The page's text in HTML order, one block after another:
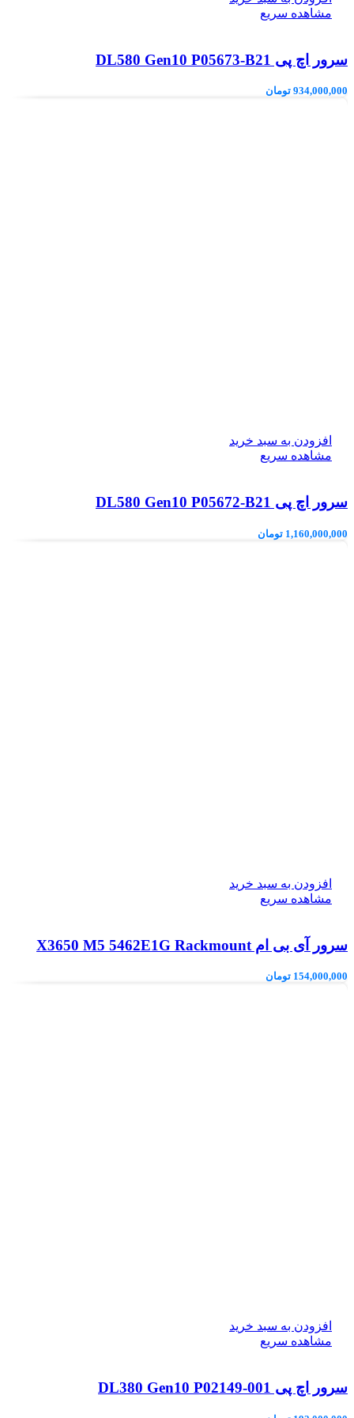
مشاهده سریع
سرور اچ پی DL580 Gen10 P05673-B21
934,000,000 تومان
افزودن به سبد خرید
مشاهده سریع
سرور اچ پی DL580 Gen10 P05672-B21
1,160,000,000 تومان
افزودن به سبد خرید
مشاهده سریع
سرور آی بی ام X3650 M5 5462E1G Rackmount
154,000,000 تومان
افزودن به سبد خرید
مشاهده سریع
سرور اچ پی DL380 Gen10 P02149-001